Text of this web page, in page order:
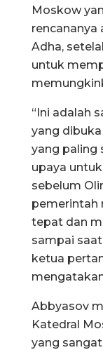
Moskow
rencananya
Adha,
untuk
“Ini adalah
yang
yang paling
upaya
sebelum
pemerintah
tepat dan
sampai saat
ketua
Abbyasov
Katedral
yang